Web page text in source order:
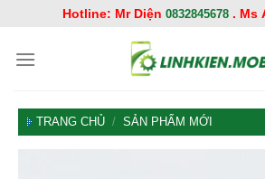
nội
Hotline: Mr Diện 0832845678. Ms
TRANG CHỦ / SẢN PHẨM MỚI